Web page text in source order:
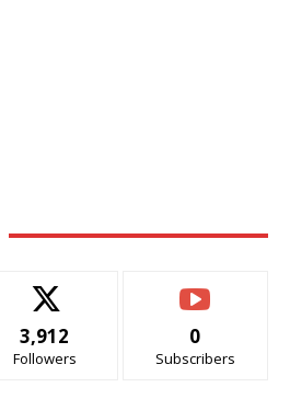
3,912
Followers
0
Subscribers